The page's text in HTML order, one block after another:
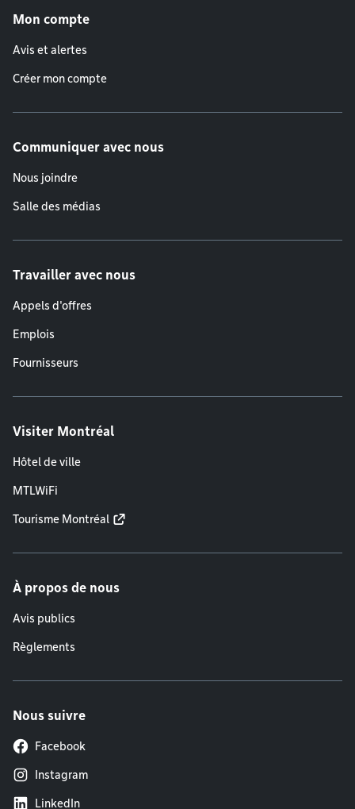
Mon compte
Avis et alertes
Créer mon compte
Communiquer avec nous
Nous joindre
Salle des médias
Travailler avec nous
Appels d'offres
Emplois
Fournisseurs
Visiter Montréal
Hôtel de ville
MTLWiFi
Tourisme Montréal
À propos de nous
Avis publics
Règlements
Nous suivre
Facebook
Instagram
LinkedIn